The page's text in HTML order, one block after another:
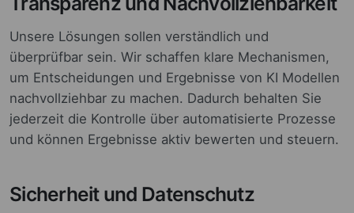
Unsere Lösungen sollen verständlich und
überprüfbar sein. Wir schaffen klare Mechanismen,
um Entscheidungen und Ergebnisse von KI Modellen
nachvollziehbar zu machen. Dadurch behalten Sie
jederzeit die Kontrolle über automatisierte Prozesse
und können Ergebnisse aktiv bewerten und steuern.
Sicherheit und Datenschutz